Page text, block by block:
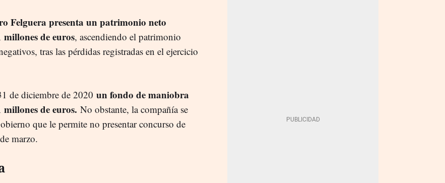
Felguera presenta un patrimonio neto
de euros, ascendiendo el patrimonio
tras las pérdidas registradas en el ejercicio
de diciembre de 2020 un fondo de maniobra
de euros. No obstante, la compañía se
que le permite no presentar concurso de
marzo.